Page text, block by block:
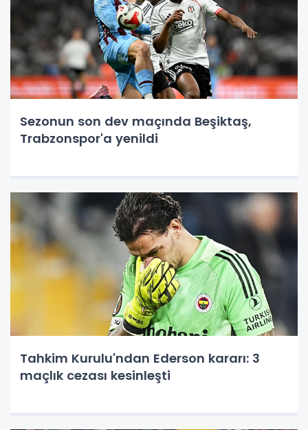
Sezonun son dev maçında Beşiktaş,
Trabzonspor'a yenildi
Tahkim Kurulu'ndan Ederson kararı: 3
maçlık cezası kesinleşti